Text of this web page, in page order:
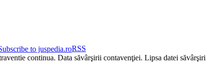
RSS
continua. Data săvârşirii contavenţiei. Lipsa datei